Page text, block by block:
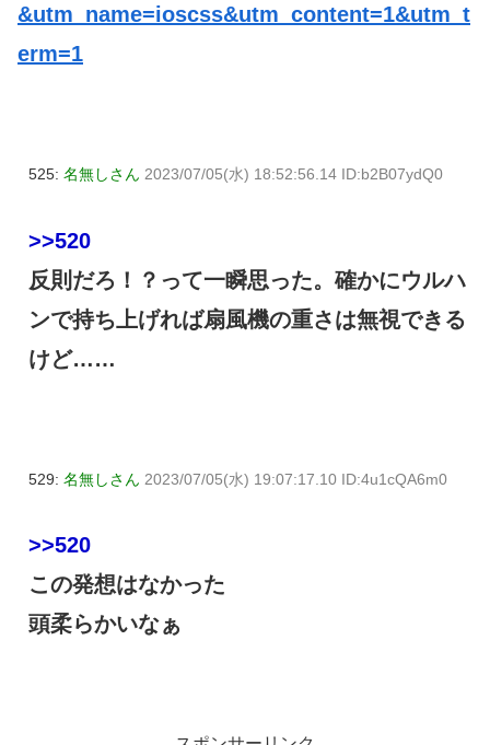
&utm_name=ioscss&utm_content=1&utm_t
erm=1
525: 名無しさん 2023/07/05(水) 18:52:56.14 ID:b2B07ydQ0
>>520
反則だろ！？って一瞬思った。確かにウルハ
ンで持ち上げれば扇風機の重さは無視できる
けど……
529: 名無しさん 2023/07/05(水) 19:07:17.10 ID:4u1cQA6m0
>>520
この発想はなかった
頭柔らかいなぁ